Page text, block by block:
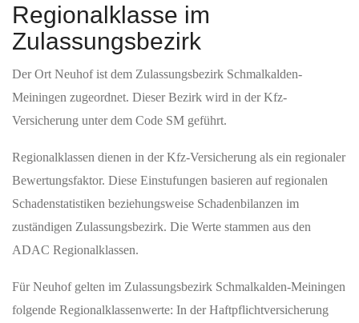
Regionalklasse im
Zulassungsbezirk
Der Ort Neuhof ist dem Zulassungsbezirk Schmalkalden-
Meiningen zugeordnet. Dieser Bezirk wird in der Kfz-
Versicherung unter dem Code SM geführt.
Regionalklassen dienen in der Kfz-Versicherung als ein regionaler
Bewertungsfaktor. Diese Einstufungen basieren auf regionalen
Schadenstatistiken beziehungsweise Schadenbilanzen im
zuständigen Zulassungsbezirk. Die Werte stammen aus den
ADAC Regionalklassen.
Für Neuhof gelten im Zulassungsbezirk Schmalkalden-Meiningen
folgende Regionalklassenwerte: In der Haftpflichtversicherung